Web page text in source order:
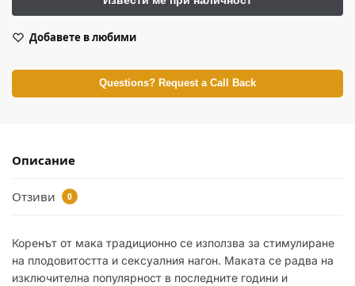
Добавете в любими
Questions? Request a Call Back
Описание
Отзиви 0
Коренът от мака традиционно се използва за стимулиране
на плодовитостта и сексуалния нагон. Маката се радва на
изключителна популярност в последните години и